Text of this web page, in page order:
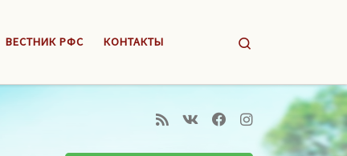
ВЕСТНИК РФС КОНТАКТЫ